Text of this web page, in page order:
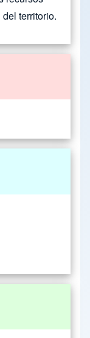
territorio.